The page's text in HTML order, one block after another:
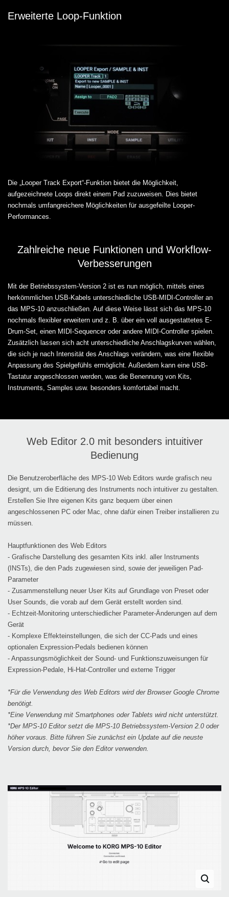
Erweiterte Loop-Funktion
Die „Looper Track Export“-Funktion bietet die Möglichkeit,
aufgezeichnete Loops direkt einem Pad zuzuweisen. Dies bietet
nochmals umfangreichere Möglichkeiten für ausgefeilte Looper-
Performances.
Zahlreiche neue Funktionen und Workflow-
Verbesserungen
Mit der Betriebssystem-Version 2 ist es nun möglich, mittels eines
herkömmlichen USB-Kabels unterschiedliche USB-MIDI-Controller an
das MPS-10 anzuschließen. Auf diese Weise lässt sich das MPS-10
nochmals flexibler erweitern und z. B. über ein voll ausgestattetes E-
Drum-Set, einen MIDI-Sequencer oder andere MIDI-Controller spielen.
Zusätzlich lassen sich acht unterschiedliche Anschlagskurven wählen,
die sich je nach Intensität des Anschlags verändern, was eine flexible
Anpassung des Spielgefühls ermöglicht. Außerdem kann eine USB-
Tastatur angeschlossen werden, was die Benennung von Kits,
Instruments, Samples usw. besonders komfortabel macht.
Web Editor 2.0 mit besonders intuitiver
Bedienung
Die Benutzeroberfläche des MPS-10 Web Editors wurde grafisch neu
designt, um die Editierung des Instruments noch intuitiver zu gestalten.
Erstellen Sie Ihre eigenen Kits ganz bequem über einen
angeschlossenen PC oder Mac, ohne dafür einen Treiber installieren zu
müssen.
Hauptfunktionen des Web Editors
- Grafische Darstellung des gesamten Kits inkl. aller Instruments
(INSTs), die den Pads zugewiesen sind, sowie der jeweiligen Pad-
Parameter
- Zusammenstellung neuer User Kits auf Grundlage von Preset oder
User Sounds, die vorab auf dem Gerät erstellt worden sind.
- Echtzeit-Monitoring unterschiedlicher Parameter-Änderungen auf dem
Gerät
- Komplexe Effekteinstellungen, die sich der CC-Pads und eines
optionalen Expression-Pedals bedienen können
- Anpassungsmöglichkeit der Sound- und Funktionszuweisungen für
Expression-Pedale, Hi-Hat-Controller und externe Trigger
*Für die Verwendung des Web Editors wird der Browser Google Chrome
benötigt.
*Eine Verwendung mit Smartphones oder Tablets wird nicht unterstützt.
*Der MPS-10 Editor setzt die MPS-10 Betriebssystem-Version 2.0 oder
höher voraus. Bitte führen Sie zunächst ein Update auf die neuste
Version durch, bevor Sie den Editor verwenden.